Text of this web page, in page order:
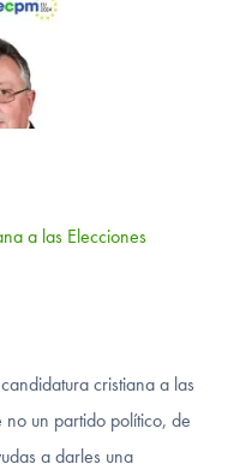
a las Elecciones
cristiana a las
no un partido político, de
a darles una